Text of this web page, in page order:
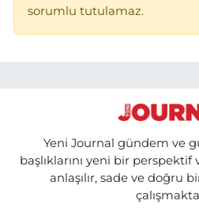
sorumlu tutulamaz.
Yeni Journal gündem ve
başlıklarını yeni bir perspektif
anlaşılır, sade ve doğru